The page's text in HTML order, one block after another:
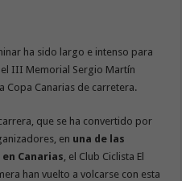
ha sido largo e intenso para
III Memorial Sergio Martín
Copa Canarias de carretera.
que se ha convertido por
en una de las
Canarias , el Club Ciclista El
han vuelto a volcarse con esta